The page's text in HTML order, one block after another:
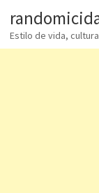
Estilo de vida,